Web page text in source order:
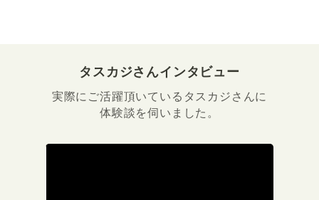
タスカジさんインタビュー
実際にご活躍頂いているタスカジさんに
体験談を伺いました。